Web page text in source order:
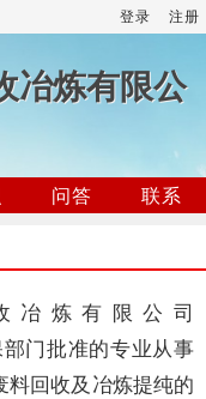
登录 注册
冶炼有限公
问答
联系
冶炼有限公司
门批准的专业从事
回收及冶炼提纯的